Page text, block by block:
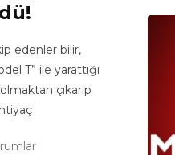
edenler bilir,
T” ile yarattığı
çıkarıp